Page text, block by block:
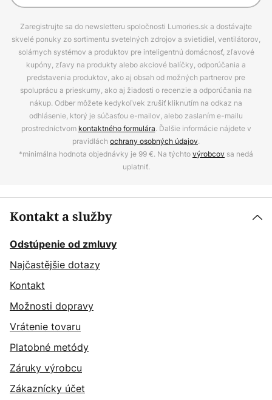
Zaregistrujte sa do newsletteru spoločnosti Lumories.sk a dostávajte
skvelé ponuky zo sortimentu svetelných zdrojov a svietidiel, ventilátorov,
solárnych systémov a produktov pre inteligentnú domácnosť, zľavové
kupóny, zľavy na produkty alebo akciové balíčky, odporúčania a
predstavenia produktov, ako aj obsah od možných partnerov pre
spoluprácu a prieskumy, ako aj žiadosti o recenzie a odporúčania na
nákup. Odber môžete kedykoľvek zrušiť kliknutím na odkaz na
odhlásenie, ktorý je súčasťou e-mailov, alebo zaslaním e-mailu
prostredníctvom kontaktného formulára. Ďalšie informácie nájdete v
pravidlách ochrany osobných údajov.
*minimálna hodnota objednávky je 99 €. Na týchtovýrobcov sa nedá
uplatniť.
Kontakt a služby
Odstúpenie od zmluvy
Najčastějšie dotazy
Kontakt
Možnosti dopravy
Vrátenie tovaru
Platobné metódy
Záruky výrobcu
Zákaznícky účet